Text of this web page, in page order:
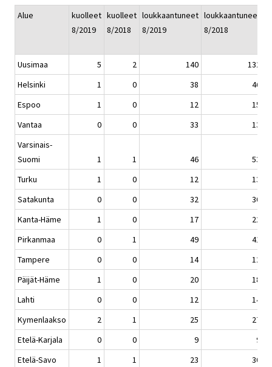
Alue
kuolleet
8/2019
kuolleet
8/2018
loukkaantuneet
8/2019
loukkaantuneet
8/2018
Uusimaa
5 2 140
132
Helsinki
1 0 38
46
Espoo
1 0 12
15
Vantaa
0 0 33
13
Varsinais-
Suomi
1 1 46
53
Turku
1 0 12
13
Satakunta
0 0 32
30
Kanta-Häme
1 0 17
22
Pirkanmaa
0 1 49
41
Tampere
0 0 14
12
Päijät-Häme
1 0 20
18
Lahti
0 0 12
14
Kymenlaakso
2 1 25
27
Etelä-Karjala
0 0 9
9
Etelä-Savo
1 1 23
30